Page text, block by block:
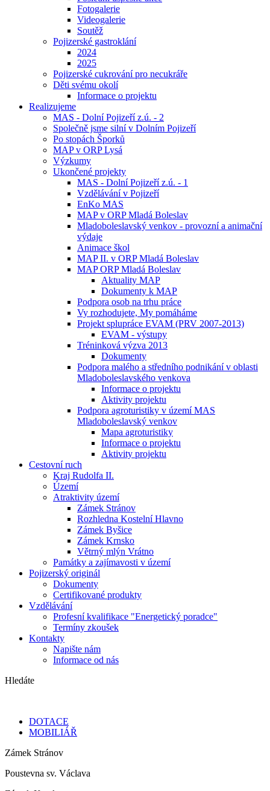
Fotogalerie
Videogalerie
Soutěž
Pojizerské gastroklání
2024
2025
Pojizerské cukrování pro necukráře
Děti svému okolí
Informace o projektu
Realizujeme
MAS - Dolní Pojizeří z.ú. - 2
Společně jsme silní v Dolním Pojizeří
Po stopách Šporků
MAP v ORP Lysá
Výzkumy
Ukončené projekty
MAS - Dolní Pojizeří z.ú. - 1
Vzdělávání v Pojizeří
EnKo MAS
MAP v ORP Mladá Boleslav
Mladoboleslavský venkov - provozní a animační
výdaje
Animace škol
MAP II. v ORP Mladá Boleslav
MAP ORP Mladá Boleslav
Aktuality MAP
Dokumenty k MAP
Podpora osob na trhu práce
Vy rozhodujete, My pomáháme
Projekt splupráce EVAM (PRV 2007-2013)
EVAM - výstupy
Tréninková výzva 2013
Dokumenty
Podpora malého a středního podnikání v oblasti
Mladoboleslavského venkova
Informace o projektu
Aktivity projektu
Podpora agroturistiky v území MAS
Mladoboleslavský venkov
Mapa agroturistiky
Informace o projektu
Aktivity projektu
Cestovní ruch
Kraj Rudolfa II.
Území
Atraktivity území
Zámek Stránov
Rozhledna Kostelní Hlavno
Zámek Byšice
Zámek Krnsko
Větrný mlýn Vrátno
Památky a zajímavosti v území
Pojizerský originál
Dokumenty
Certifikované produkty
Vzdělávání
Profesní kvalifikace "Energetický poradce"
Termíny zkoušek
Kontakty
Napište nám
Informace od nás
Hledáte
DOTACE
MOBILIÁŘ
Zámek Stránov
Poustevna sv. Václava